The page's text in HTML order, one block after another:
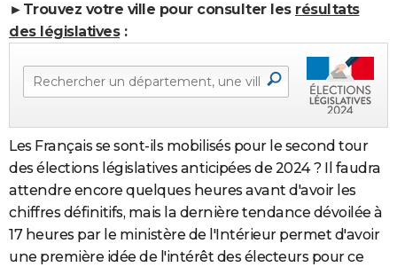
S'inscrire
Se connecter
Lycées
Collèges
Primaires
Universités
Entreprises
Service militaire
Avis de recherche
Bricolage
Lifestyle
Culture
Sport
Auto
Television
Voyage
Cinema
►Trouvez votre ville pour consulter les résultats
des législatives:
Les Français se sont-ils mobilisés pour le second tour
des élections législatives anticipées de 2024 ? Il faudra
attendre encore quelques heures avant d'avoir les
chiffres définitifs, mais la dernière tendance dévoilée à
17 heures par le ministère de l'Intérieur permet d'avoir
une première idée de l'intérêt des électeurs pour ce